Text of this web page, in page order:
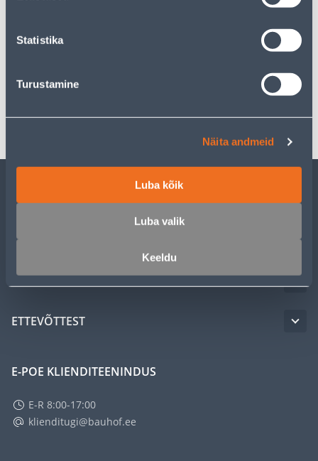
Statistika
Turustamine
Näita andmeid
Luba kõik
Luba valik
Keeldu
Kirjeldus
KLIENDITEENINDUS
TEENUSED
ETTEVÕTTEST
E-POE KLIENDITEENINDUS
E-R 8:00-17:00
klienditugi@bauhof.ee